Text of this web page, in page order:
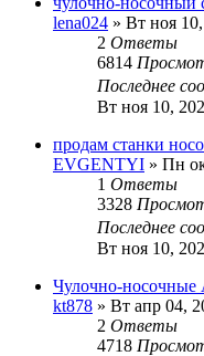
lena024 » Вт ноя
2 Ответы
6814
Последнее
Вт ноя 10,
продам станки
EVGENTYI » Пн
1 Ответы
3328
Последнее
Вт ноя 10,
Чулочно-носочные
kt878 » Вт апр 04,
2 Ответы
4718